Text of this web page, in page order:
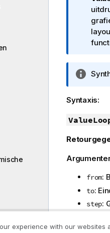
f
o
r
m
iI
f
r
a
i
Syntaxis:
from:
to:
step:
experience with our websites